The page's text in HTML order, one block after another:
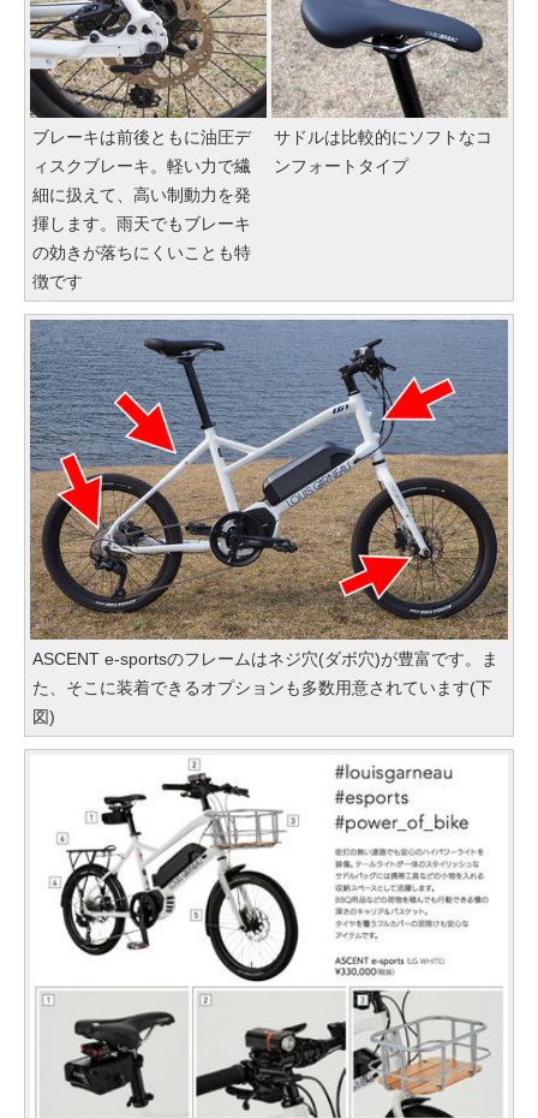
ブレーキは前後ともに油圧デ
ィスクブレーキ。軽い力で繊
細に扱えて、高い制動力を発
揮します。雨天でもブレーキ
の効きが落ちにくいことも特
徴です
サドルは比較的にソフトなコ
ンフォートタイプ
ASCENT e-sportsのフレームはネジ穴(ダボ穴)が豊富です。ま
た、そこに装着できるオプションも多数用意されています(下
図)